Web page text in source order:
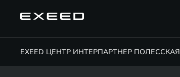
EXEED ЦЕНТР ИНТЕРПАРТНЕР ПОЛЕССКАЯ